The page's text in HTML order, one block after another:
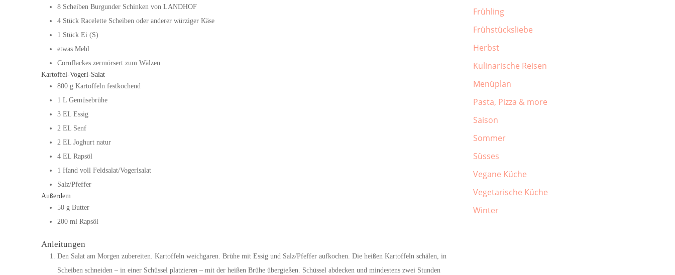
8 Scheiben Burgunder Schinken von LANDHOF
4 Stück Racelette Scheiben oder anderer würziger Käse
1 Stück Ei (S)
etwas Mehl
Cornflackes zermörsert zum Wälzen
Kartoffel-Vogerl-Salat
800 g Kartoffeln festkochend
1 L Gemüsebrühe
3 EL Essig
2 EL Senf
2 EL Joghurt natur
4 EL Rapsöl
1 Hand voll Feldsalat/Vogerlsalat
Salz/Pfeffer
Außerdem
50 g Butter
200 ml Rapsöl
Anleitungen
Den Salat am Morgen zubereiten. Kartoffeln weichgaren. Brühe mit Essig und Salz/Pfeffer aufkochen. Die heißen Kartoffeln schälen, in
Scheiben schneiden – in einer Schüssel platzieren – mit der heißen Brühe übergießen. Schüssel abdecken und mindestens zwei Stunden
Frühling
Frühstücksliebe
Herbst
Kulinarische Reisen
Menüplan
Pasta, Pizza & more
Saison
Sommer
Süsses
Vegane Küche
Vegetarische Küche
Winter